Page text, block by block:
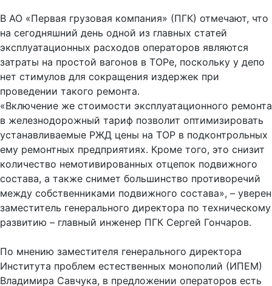
В АО «Первая грузовая компания» (ПГК) отмечают, что
на сегодняшний день одной из главных статей
эксплуатационных расходов операторов являются
затраты на простой вагонов в ТОРе, поскольку у депо
нет стимулов для сокращения издержек при
проведении такого ремонта.
«Включение же стоимости эксплуатационного ремонта
в железнодорожный тариф позволит оптимизировать
устанавливаемые РЖД цены на ТОР в подконтрольных
ему ремонтных предприятиях. Кроме того, это снизит
количество немотивированных отцепок подвижного
состава, а также снимет большинство противоречий
между собственниками подвижного состава», – уверен
заместитель генерального директора по техническому
развитию – главный инженер ПГК Сергей Гончаров.
По мнению заместителя генерального директора
Института проблем естественных монополий (ИПЕМ)
Владимира Савчука, в предложении операторов есть